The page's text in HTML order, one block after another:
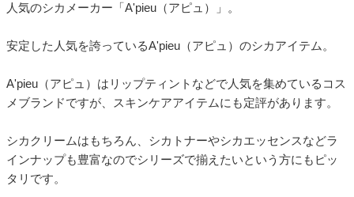
人気のシカメーカー「A'pieu（アピュ）」。
安定した人気を誇っているA'pieu（アピュ）のシカアイテム。
A'pieu（アピュ）はリップティントなどで人気を集めているコス
メブランドですが、スキンケアアイテムにも定評があります。
シカクリームはもちろん、シカトナーやシカエッセンスなどラ
インナップも豊富なのでシリーズで揃えたいという方にもピッ
タリです。